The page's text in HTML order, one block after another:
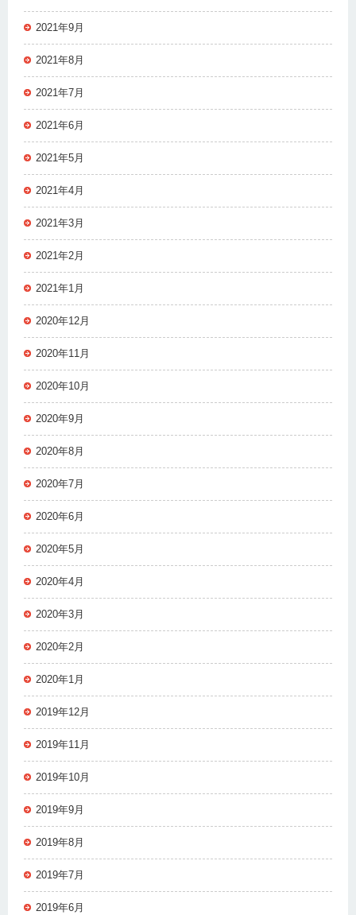
2021年9月
2021年8月
2021年7月
2021年6月
2021年5月
2021年4月
2021年3月
2021年2月
2021年1月
2020年12月
2020年11月
2020年10月
2020年9月
2020年8月
2020年7月
2020年6月
2020年5月
2020年4月
2020年3月
2020年2月
2020年1月
2019年12月
2019年11月
2019年10月
2019年9月
2019年8月
2019年7月
2019年6月